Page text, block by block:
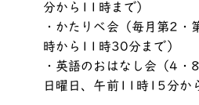
分から11時まで）
・かたりべ会（毎月第2・
時から11時30分まで）
・英語のおはなし会（4
日曜日、午前11時15分か